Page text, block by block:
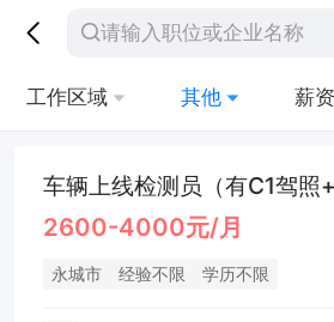
工作区域 其他 薪
车辆上线检测员（有C1驾照+
2600-4000元/月
永城市 经验不限 学历不限